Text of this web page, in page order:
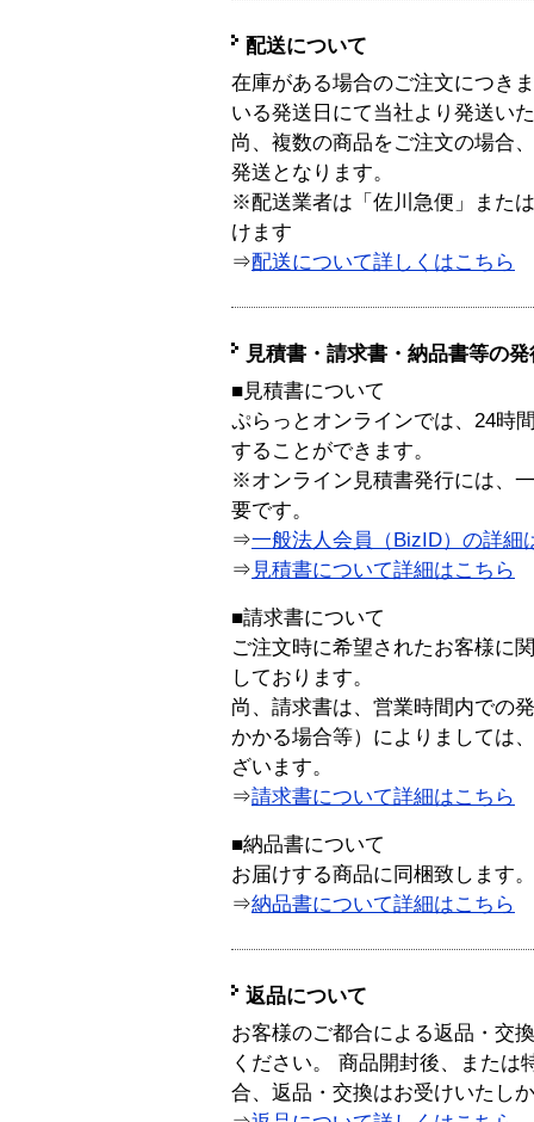
配送について
在庫がある場合のご注文につき
いる発送日にて当社より発送い
尚、複数の商品をご注文の場合
発送となります。
※配送業者は「佐川急便」また
けます
⇒配送について詳しくはこちら
見積書・請求書・納品書等の
■見積書について
ぷらっとオンラインでは、24時
することができます。
※オンライン見積書発行には、
要です。
⇒一般法人会員（BizID）の詳細
⇒ 見積書について詳細はこちら
■請求書について
ご注文時に希望されたお客様に
しております。
尚、請求書は、営業時間内での
かかる場合等）によりましては
ざいます。
⇒請求書について詳細はこちら
■納品書について
お届けする商品に同梱致します。
⇒納品書について詳細はこちら
返品について
お客様のご都合による返品・交
ください。 商品開封後、または
合、返品・交換はお受けいたし